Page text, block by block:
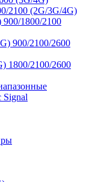
2100 (2G/3G/4G)
900/1800/2100
900/2100/2600
1800/2100/2600